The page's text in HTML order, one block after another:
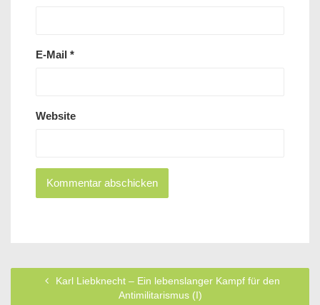
E-Mail *
Website
Karl Liebknecht – Ein lebenslanger Kampf für den
Antimilitarismus (I)